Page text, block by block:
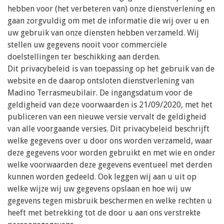
hebben voor (het verbeteren van) onze dienstverlening en
gaan zorgvuldig om met de informatie die wij over u en
uw gebruik van onze diensten hebben verzameld. Wij
stellen uw gegevens nooit voor commerciële
doelstellingen ter beschikking aan derden.
Dit privacybeleid is van toepassing op het gebruik van de
website en de daarop ontsloten dienstverlening van
Madino Terrasmeubilair. De ingangsdatum voor de
geldigheid van deze voorwaarden is 21/09/2020, met het
publiceren van een nieuwe versie vervalt de geldigheid
van alle voorgaande versies. Dit privacybeleid beschrijft
welke gegevens over u door ons worden verzameld, waar
deze gegevens voor worden gebruikt en met wie en onder
welke voorwaarden deze gegevens eventueel met derden
kunnen worden gedeeld. Ook leggen wij aan u uit op
welke wijze wij uw gegevens opslaan en hoe wij uw
gegevens tegen misbruik beschermen en welke rechten u
heeft met betrekking tot de door u aan ons verstrekte